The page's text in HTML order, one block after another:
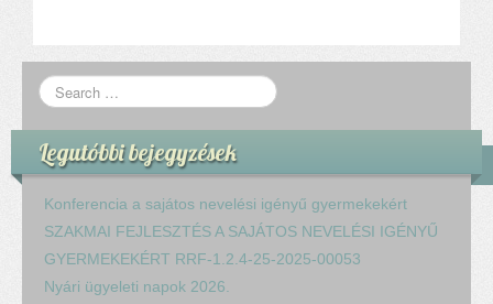
Legutóbbi bejegyzések
Konferencia a sajátos nevelési igényű gyermekekért
SZAKMAI FEJLESZTÉS A SAJÁTOS NEVELÉSI IGÉNYŰ
GYERMEKEKÉRT RRF-1.2.4-25-2025-00053
Nyári ügyeleti napok 2026.